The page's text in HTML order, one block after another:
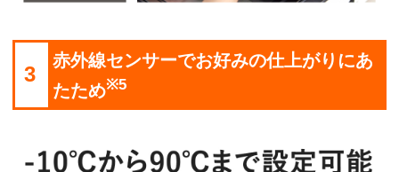
3
赤外線センサーでお好みの仕上がりにあ
たため※5